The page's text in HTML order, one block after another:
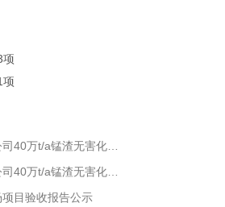
项
项
40万t/a锰渣无害化…
40万t/a锰渣无害化…
目验收报告公示